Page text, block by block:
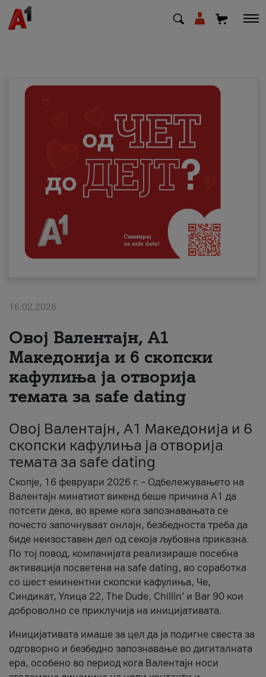
Деловни
Поддршка
Надополни кредит
Плати сметка
#ПодобарОнлајн
16.02.2026
Овој Валентајн, A1
Македонија и 6 скопски
кафулиња ја отворија
темата за safe dating
Овој Валентајн, A1 Македонија и 6
скопски кафулиња ја отворија
темата за safe dating
Скопје, 16 февруари 2026 г. – Одбележувањето на
Валентајн минатиот викенд беше причина А1 да
потсети дека, во време кога запознавањата се
почесто започнуваат онлајн, безбедноста треба да
биде неизоставен дел од секоја љубовна приказна.
По тој повод, компанијата реализираше посебна
активација посветена на safe dating, во соработка
со шест еминентни скопски кафулиња, Че,
Синдикат, Улица 22, The Dude, Chillin’ и Bar 90 кои
доброволно се приклучија на иницијативата.
Иницијативата имаше за цел да ја подигне свеста за
одговорно и безбедно запознавање во дигиталната
ера, особено во период кога Валентајн носи